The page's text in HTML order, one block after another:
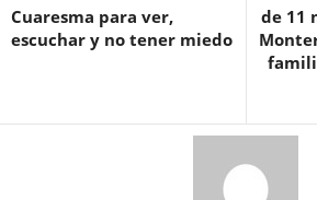
Cuaresma para ver,
escuchar y no tener miedo
de 11